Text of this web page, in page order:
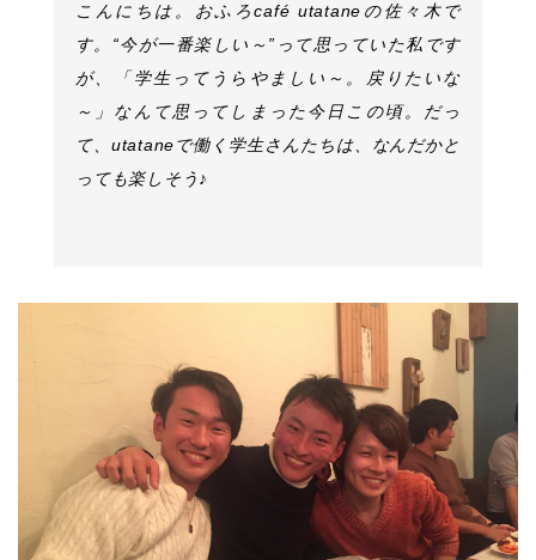
こんにちは。おふろcafé utataneの佐々木で
す。“今が一番楽しい～”って思っていた私です
が、「学生ってうらやましい～。戻りたいな
～」なんて思ってしまった今日この頃。だっ
て、utataneで働く学生さんたちは、なんだかと
っても楽しそう♪